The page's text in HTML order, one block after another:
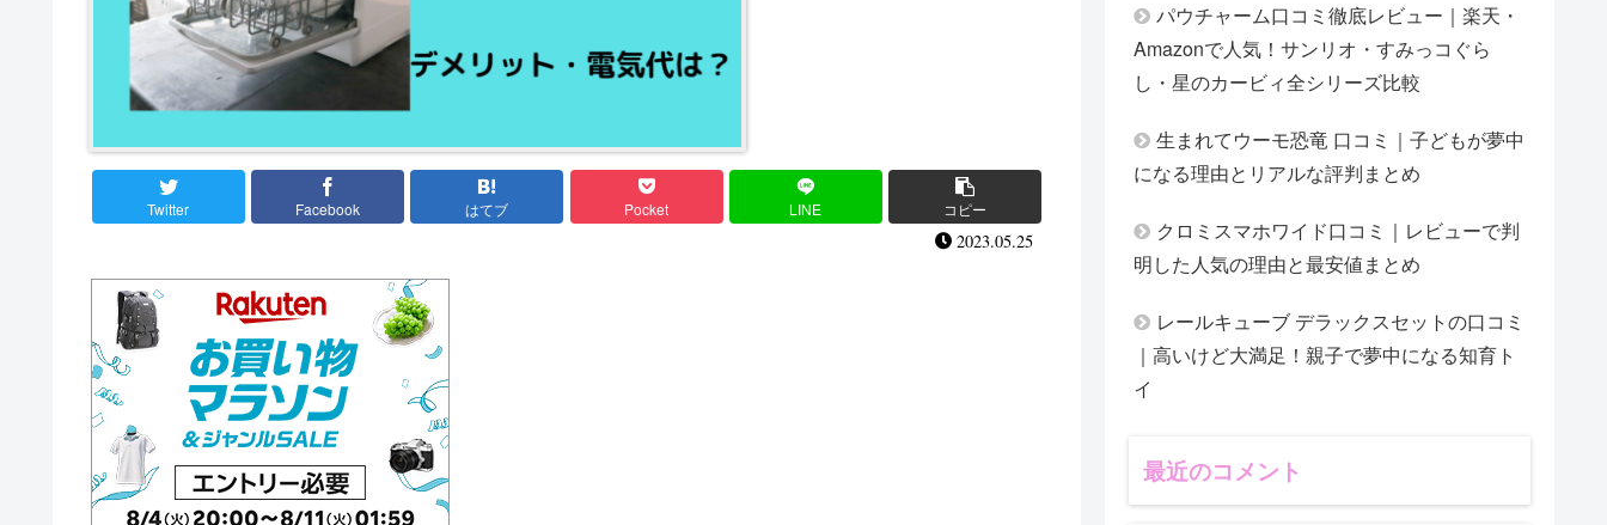
Twitter Facebook はてブ Pocket LINE コピー
2023.05.25
パウチャーム口コミ徹底レビュー｜楽天・
Amazonで人気！サンリオ・すみっコぐら
し・星のカービィ全シリーズ比較
生まれてウーモ恐竜 口コミ｜子どもが夢中
になる理由とリアルな評判まとめ
クロミスマホワイド口コミ｜レビューで判
明した人気の理由と最安値まとめ
レールキューブ デラックスセットの口コミ
｜高いけど大満足！親子で夢中になる知育ト
イ
最近のコメント